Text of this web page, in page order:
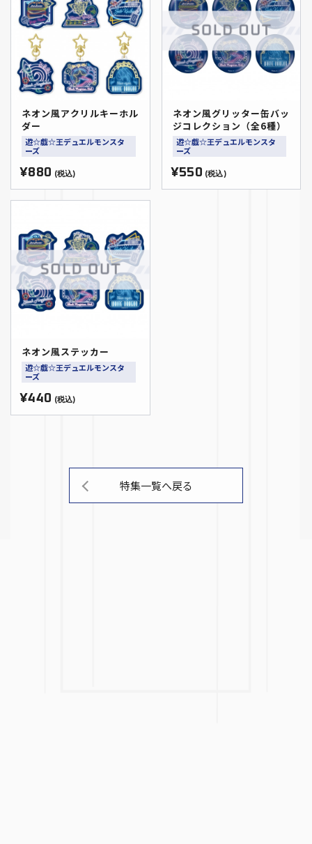
ネオン風アクリルキーホル
ダー
遊☆戯☆王デュエルモンスタ
ーズ
¥880 (税込)
ネオン風グリッター缶バッ
ジコレクション（全6種）
遊☆戯☆王デュエルモンスタ
ーズ
¥550 (税込)
ネオン風ステッカー
遊☆戯☆王デュエルモンスタ
ーズ
¥440 (税込)
特集一覧へ戻る